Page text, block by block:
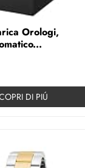
Orologi,
DI PIÚ